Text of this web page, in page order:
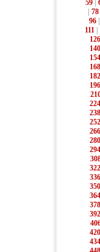
59|
78
96
111|
126
140
154
168
182
196
224
238
252
266
280
294
322
336
350
364
378
392
420
434